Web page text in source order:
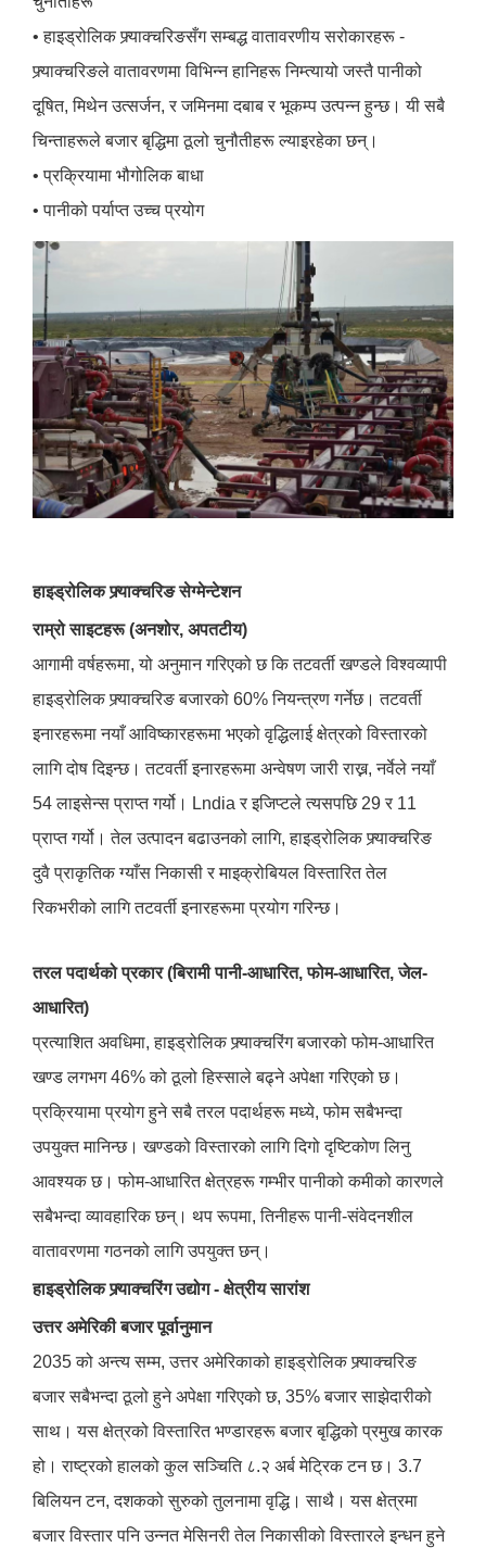
• हाइड्रोलिक फ्र्याक्चरिङसँग सम्बद्ध वातावरणीय सरोकारहरू -
फ्र्याक्चरिङले वातावरणमा विभिन्न हानिहरू निम्त्यायो जस्तै पानीको
दूषित, मिथेन उत्सर्जन, र जमिनमा दबाब र भूकम्प उत्पन्न हुन्छ। यी सबै
चिन्ताहरूले बजार बृद्धिमा ठूलो चुनौतीहरू ल्याइरहेका छन्।
• प्रक्रियामा भौगोलिक बाधा
• पानीको पर्याप्त उच्च प्रयोग
हाइड्रोलिक फ्र्याक्चरिङ सेग्मेन्टेशन
राम्रो साइटहरू (अनशोर, अपतटीय)
आगामी वर्षहरूमा, यो अनुमान गरिएको छ कि तटवर्ती खण्डले विश्वव्यापी
हाइड्रोलिक फ्र्याक्चरिङ बजारको 60% नियन्त्रण गर्नेछ। तटवर्ती
इनारहरूमा नयाँ आविष्कारहरूमा भएको वृद्धिलाई क्षेत्रको विस्तारको
लागि दोष दिइन्छ। तटवर्ती इनारहरूमा अन्वेषण जारी राख्न, नर्वेले नयाँ
54 लाइसेन्स प्राप्त गर्यो। Lndia र इजिप्टले त्यसपछि 29 र 11
प्राप्त गर्यो। तेल उत्पादन बढाउनको लागि, हाइड्रोलिक फ्र्याक्चरिङ
दुवै प्राकृतिक ग्याँस निकासी र माइक्रोबियल विस्तारित तेल
रिकभरीको लागि तटवर्ती इनारहरूमा प्रयोग गरिन्छ।
तरल पदार्थको प्रकार (बिरामी पानी-आधारित, फोम-आधारित, जेल-
आधारित)
प्रत्याशित अवधिमा, हाइड्रोलिक फ्र्याक्चरिंग बजारको फोम-आधारित
खण्ड लगभग 46% को ठूलो हिस्साले बढ्ने अपेक्षा गरिएको छ।
प्रक्रियामा प्रयोग हुने सबै तरल पदार्थहरू मध्ये, फोम सबैभन्दा
उपयुक्त मानिन्छ। खण्डको विस्तारको लागि दिगो दृष्टिकोण लिनु
आवश्यक छ। फोम-आधारित क्षेत्रहरू गम्भीर पानीको कमीको कारणले
सबैभन्दा व्यावहारिक छन्। थप रूपमा, तिनीहरू पानी-संवेदनशील
वातावरणमा गठनको लागि उपयुक्त छन्।
हाइड्रोलिक फ्र्याक्चरिंग उद्योग - क्षेत्रीय सारांश
उत्तर अमेरिकी बजार पूर्वानुमान
2035 को अन्त्य सम्म, उत्तर अमेरिकाको हाइड्रोलिक फ्र्याक्चरिङ
बजार सबैभन्दा ठूलो हुने अपेक्षा गरिएको छ, 35% बजार साझेदारीको
साथ। यस क्षेत्रको विस्तारित भण्डारहरू बजार बृद्धिको प्रमुख कारक
हो। राष्ट्रको हालको कुल सञ्चिति ८.२ अर्ब मेट्रिक टन छ। 3.7
बिलियन टन, दशकको सुरुको तुलनामा वृद्धि। साथै। यस क्षेत्रमा
बजार विस्तार पनि उन्नत मेसिनरी तेल निकासीको विस्तारले इन्धन हुने